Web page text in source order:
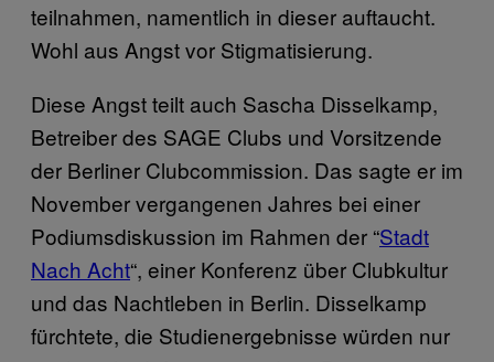
teilnahmen, namentlich in dieser auftaucht.
Wohl aus Angst vor Stigmatisierung.
Diese Angst teilt auch Sascha Disselkamp,
Betreiber des SAGE Clubs und Vorsitzende
der Berliner Clubcommission. Das sagte er im
November vergangenen Jahres bei einer
Podiumsdiskussion im Rahmen der “Stadt
Nach Acht“, einer Konferenz über Clubkultur
und das Nachtleben in Berlin. Disselkamp
fürchtete, die Studienergebnisse würden nur